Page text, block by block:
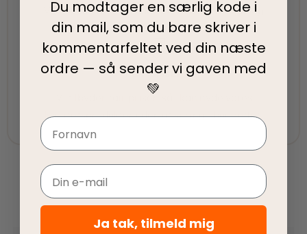
Vi har topscore på både Facebook, Google og
Trustpilot - Vi er her for at hjælpe dig
Fair priser
Vi tilbyder fair priser, så I kan nyde vores
kvalitetsprodukter uden at springe budgettet.
Du modtager en særlig kode i
din mail, som du bare skriver i
kommentarfeltet ved din næste
ordre — så sender vi gaven med
💚
Navn
Email
Ja tak, tilmeld mig